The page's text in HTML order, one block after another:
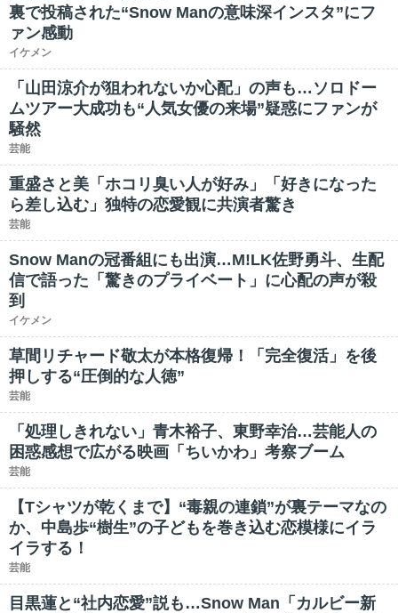
裏で投稿された“Snow Manの意味深インスタ”にフ
ァン感動
イケメン
「山田涼介が狙われないか心配」の声も…ソロドー
ムツアー大成功も“人気女優の来場”疑惑にファンが
騒然
芸能
重盛さと美「ホコリ臭い人が好み」「好きになった
ら差し込む」独特の恋愛観に共演者驚き
芸能
Snow Manの冠番組にも出演…M!LK佐野勇斗、生配
信で語った「驚きのプライベート」に心配の声が殺
到
イケメン
草間リチャード敬太が本格復帰！「完全復活」を後
押しする“圧倒的な人徳”
芸能
「処理しきれない」青木裕子、東野幸治…芸能人の
困惑感想で広がる映画「ちいかわ」考察ブーム
芸能
【Tシャツが乾くまで】“毒親の連鎖”が裏テーマなの
か、中島歩“樹生”の子どもを巻き込む恋模様にイラ
イラする！
芸能
目黒蓮と“社内恋愛”説も…Snow Man「カルビー新